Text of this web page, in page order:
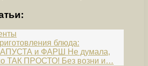
блюда:
и ФАРШ Не думала,
ТАК ПРОСТО! Без возни и…